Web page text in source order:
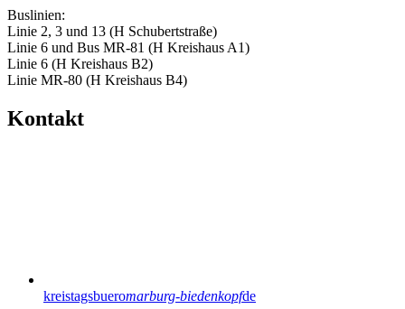
Buslinien:
Linie 2, 3 und 13 (H Schubertstraße)
Linie 6 und Bus MR-81 (H Kreishaus A1)
Linie 6 (H Kreishaus B2)
Linie MR-80 (H Kreishaus B4)
Kontakt
kreistagsbueromarburg-biedenkopfde